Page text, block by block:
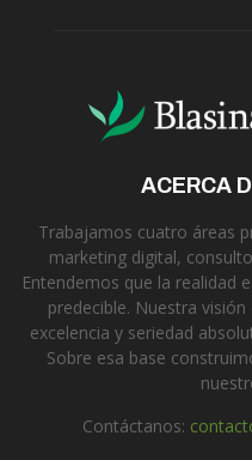
ACERCA
Trabajamos cuatro áreas
marketing digital,
Entendemos que la realidad
predecible. Nuestra
excelencia y seriedad
Sobre esa base
Contáctanos: